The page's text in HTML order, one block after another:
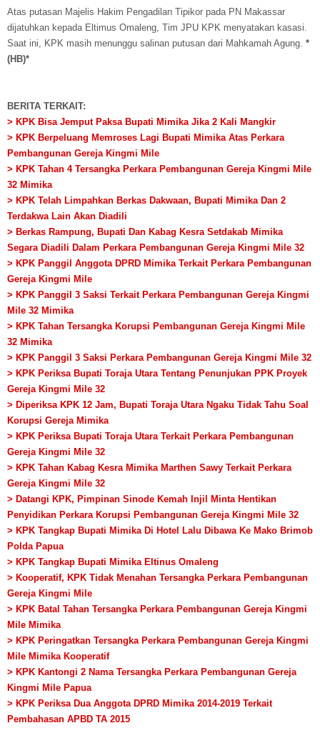
Atas putasan Majelis Hakim Pengadilan Tipikor pada PN Makassar
dijatuhkan kepada Eltimus Omaleng, Tim JPU KPK menyatakan kasasi.
Saat ini, KPK masih menunggu salinan putusan dari Mahkamah Agung. *
(HB)*
BERITA TERKAIT:
> KPK Bisa Jemput Paksa Bupati Mimika Jika 2 Kali Mangkir
> KPK Berpeluang Memroses Lagi Bupati Mimika Atas Perkara
Pembangunan Gereja Kingmi Mile
> KPK Tahan 4 Tersangka Perkara Pembangunan Gereja Kingmi Mile
32 Mimika
> KPK Telah Limpahkan Berkas Dakwaan, Bupati Mimika Dan 2
Terdakwa Lain Akan Diadili
> Berkas Rampung, Bupati Dan Kabag Kesra Setdakab Mimika
Segara Diadili Dalam Perkara Pembangunan Gereja Kingmi Mile 32
> KPK Panggil Anggota DPRD Mimika Terkait Perkara Pembangunan
Gereja Kingmi Mile
> KPK Panggil 3 Saksi Terkait Perkara Pembangunan Gereja Kingmi
Mile 32 Mimika
> KPK Tahan Tersangka Korupsi Pembangunan Gereja Kingmi Mile
32 Mimika
> KPK Panggil 3 Saksi Perkara Pembangunan Gereja Kingmi Mile 32
> KPK Periksa Bupati Toraja Utara Tentang Penunjukan PPK Proyek
Gereja Kingmi Mile 32
> Diperiksa KPK 12 Jam, Bupati Toraja Utara Ngaku Tidak Tahu Soal
Korupsi Gereja Mimika
> KPK Periksa Bupati Toraja Utara Terkait Perkara Pembangunan
Gereja Kingmi Mile 32
> KPK Tahan Kabag Kesra Mimika Marthen Sawy Terkait Perkara
Gereja Kingmi Mile 32
> Datangi KPK, Pimpinan Sinode Kemah Injil Minta Hentikan
Penyidikan Perkara Korupsi Pembangunan Gereja Kingmi Mile 32
> KPK Tangkap Bupati Mimika Di Hotel Lalu Dibawa Ke Mako Brimob
Polda Papua
> KPK Tangkap Bupati Mimika Eltinus Omaleng
> Kooperatif, KPK Tidak Menahan Tersangka Perkara Pembangunan
Gereja Kingmi Mile
> KPK Batal Tahan Tersangka Perkara Pembangunan Gereja Kingmi
Mile Mimika
> KPK Peringatkan Tersangka Perkara Pembangunan Gereja Kingmi
Mile Mimika Kooperatif
> KPK Kantongi 2 Nama Tersangka Perkara Pembangunan Gereja
Kingmi Mile Papua
> KPK Periksa Dua Anggota DPRD Mimika 2014-2019 Terkait
Pembahasan APBD TA 2015